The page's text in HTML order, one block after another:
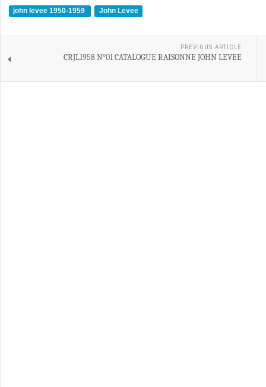
john levee 1950-1959 John Levee
PREVIOUS ARTICLE
CRJL1958 N°01 CATALOGUE RAISONNE JOHN LEVEE